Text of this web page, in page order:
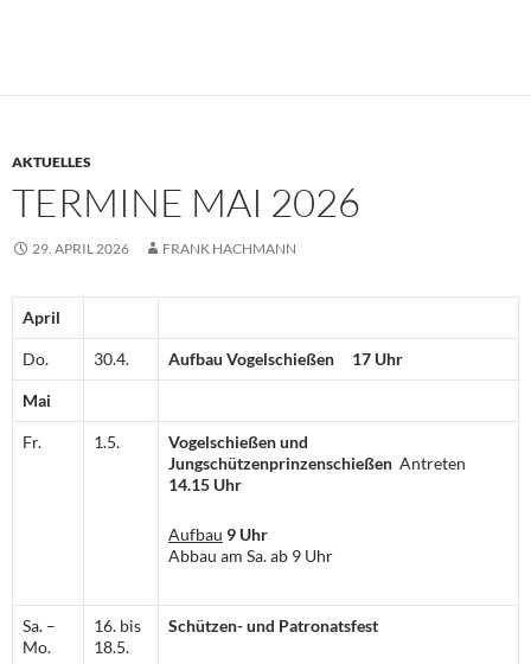
AKTUELLES
TERMINE MAI 2026
29. APRIL 2026 FRANK HACHMANN
April
Do. 30.4. Aufbau Vogelschießen 17 Uhr
Mai
Fr. 1.5.
Vogelschießen und
Jungschützenprinzenschießen Antreten
14.15 Uhr
Aufbau 9 Uhr
Abbau am Sa. ab 9 Uhr
Sa. –
Mo.
16. bis
18.5.
Schützen- und Patronatsfest